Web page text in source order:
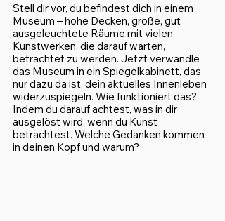
Stell dir vor, du befindest dich in einem
Museum – hohe Decken, große, gut
ausgeleuchtete Räume mit vielen
Kunstwerken, die darauf warten,
betrachtet zu werden. Jetzt verwandle
das Museum in ein Spiegelkabinett, das
nur dazu da ist, dein aktuelles Innenleben
widerzuspiegeln. Wie funktioniert das?
Indem du darauf achtest, was in dir
ausgelöst wird, wenn du Kunst
betrachtest. Welche Gedanken kommen
in deinen Kopf und warum?